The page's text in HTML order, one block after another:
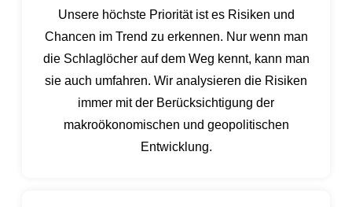
Unsere höchste Priorität ist es Risiken und
Chancen im Trend zu erkennen. Nur wenn man
die Schlaglöcher auf dem Weg kennt, kann man
sie auch umfahren. Wir analysieren die Risiken
immer mit der Berücksichtigung der
makroökonomischen und geopolitischen
Entwicklung.